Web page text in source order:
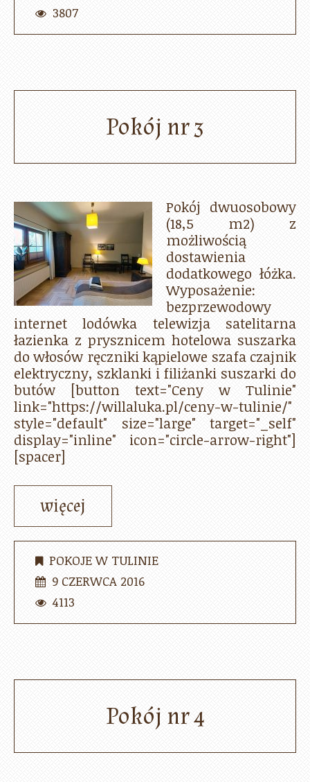
3807
Pokój nr 3
Pokój dwuosobowy
(18,5 m2) z
możliwością
dostawienia
dodatkowego łóżka.
Wyposażenie:
bezprzewodowy
internet lodówka telewizja satelitarna
łazienka z prysznicem hotelowa suszarka
do włosów ręczniki kąpielowe szafa czajnik
elektryczny, szklanki i filiżanki suszarki do
butów [button text="Ceny w Tulinie"
link="https://willaluka.pl/ceny-w-tulinie/"
style="default" size="large" target="_self"
display="inline" icon="circle-arrow-right"]
[spacer]
więcej
POKOJE W TULINIE
9 CZERWCA 2016
4113
Pokój nr 4